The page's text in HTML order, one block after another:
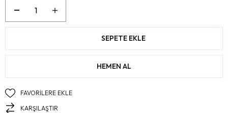
FAVORILERE EKLE
KARŞILAŞTIR